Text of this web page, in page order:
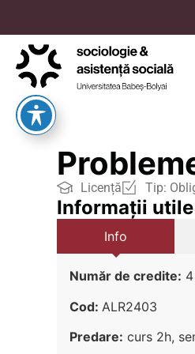
Licență Tip:
Informații utile
Info
Număr de credite: 4
Cod: ALR2403
Predare: curs 2h,